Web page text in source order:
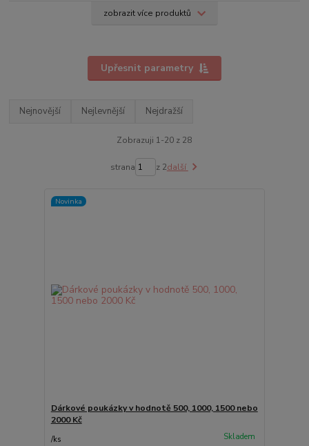
zobrazit více produktů
Upřesnit parametry
Nejnovější Nejlevnější Nejdražší
Zobrazuji 1-20 z 28
strana z 2další
Novinka
Dárkové poukázky v hodnotě 500, 1000, 1500 nebo
2000 Kč
/ks Skladem